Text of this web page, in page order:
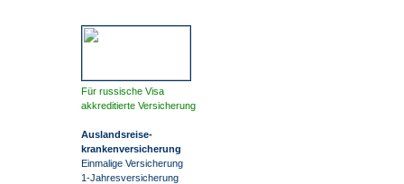
Für russische Visa
akkreditierte Versicherung
Auslandsreise-
krankenversicherung
Einmalige Versicherung
1-Jahresversicherung